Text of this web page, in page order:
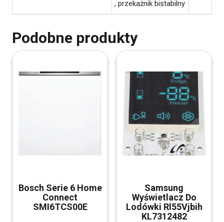
, przekażnik bistabilny
Podobne produkty
Bosch Serie 6 Home
Connect
SMI6TCS00E
Samsung
Wyświetlacz Do
Lodówki Rl55Vjbih
KL7312482